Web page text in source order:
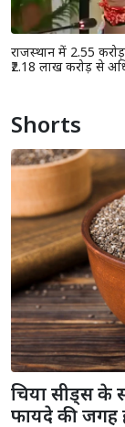
राजस्थान में 2.55 करोड़
₹2.18 लाख करोड़ से
Shorts
चिया सीड्स के
फायदे की जगह